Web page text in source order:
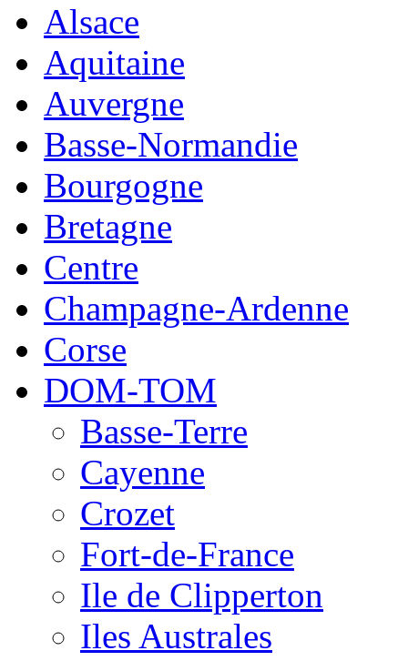
Alsace
Aquitaine
Auvergne
Basse-Normandie
Bourgogne
Bretagne
Centre
Champagne-Ardenne
Corse
DOM-TOM
Basse-Terre
Cayenne
Crozet
Fort-de-France
Ile de Clipperton
Iles Australes